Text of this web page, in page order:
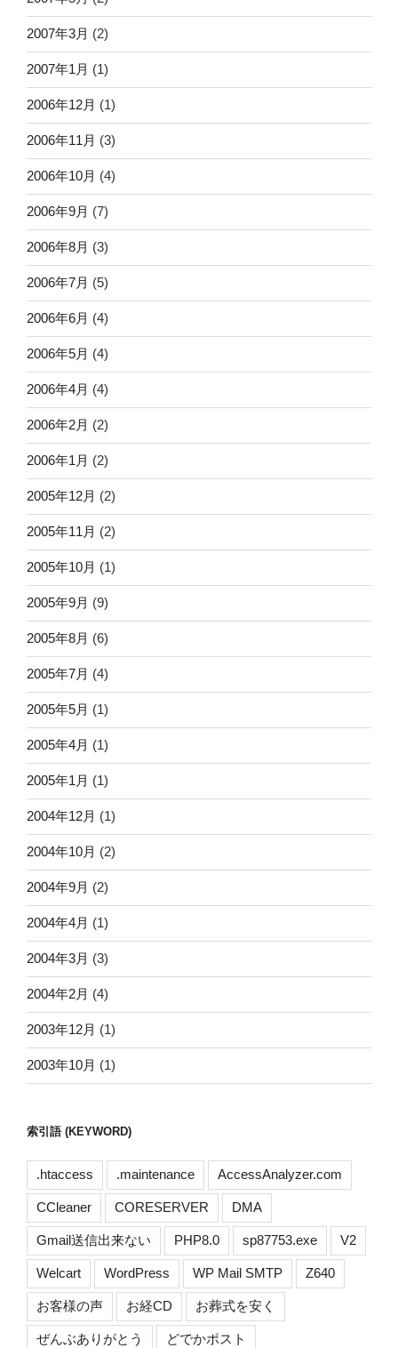
2007年3月 (2)
2007年1月 (1)
2006年12月 (1)
2006年11月 (3)
2006年10月 (4)
2006年9月 (7)
2006年8月 (3)
2006年7月 (5)
2006年6月 (4)
2006年5月 (4)
2006年4月 (4)
2006年2月 (2)
2006年1月 (2)
2005年12月 (2)
2005年11月 (2)
2005年10月 (1)
2005年9月 (9)
2005年8月 (6)
2005年7月 (4)
2005年5月 (1)
2005年4月 (1)
2005年1月 (1)
2004年12月 (1)
2004年10月 (2)
2004年9月 (2)
2004年4月 (1)
2004年3月 (3)
2004年2月 (4)
2003年12月 (1)
2003年10月 (1)
索引語 (KEYWORD)
.htaccess .maintenance AccessAnalyzer.com
CCleaner CORESERVER DMA
Gmail送信出来ない PHP8.0 sp87753.exe V2
Welcart WordPress WP Mail SMTP Z640
お客様の声 お経CD お葬式を安く
ぜんぶありがとう どでかポスト